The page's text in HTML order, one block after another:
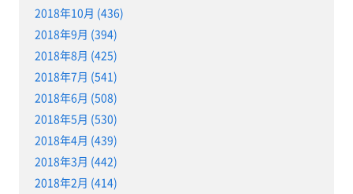
2018年10月 (436)
2018年9月 (394)
2018年8月 (425)
2018年7月 (541)
2018年6月 (508)
2018年5月 (530)
2018年4月 (439)
2018年3月 (442)
2018年2月 (414)